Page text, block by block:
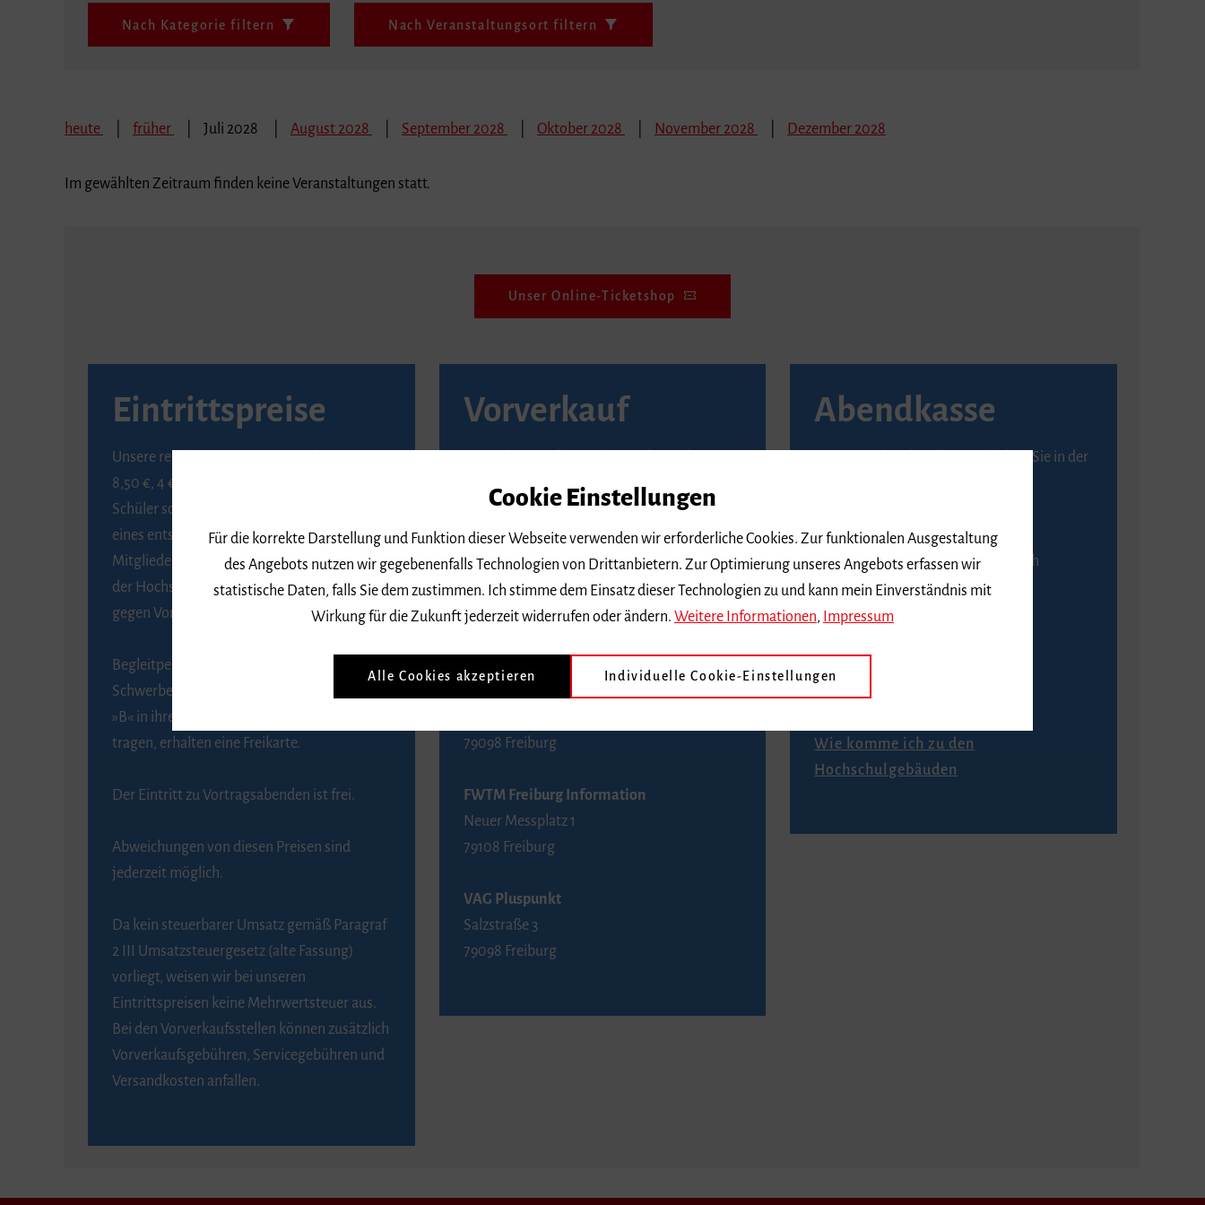
Nach Kategorie filtern Nach Veranstaltungsort filtern
heute früher Juli 2028 August 2028 September 2028 Oktober 2028 November 2028 Dezember 2028
Im gewählten Zeitraum finden keine Veranstaltungen statt.
Unser Online-Ticketshop
Eintrittspreise
Unsere regulären Eintrittspreise betragen
8,50 €, 4 € ermäßigt für Schülerinnen und
Schüler sowie Studierende gegen Vorlage
eines entsprechenden Nachweises, 6 € für
Mitglieder der Gesellschaft zur Förderung
der Hochschule für Musik Freiburg e. V.
gegen Vorlage des Mitgliedsausweises.
Begleitpersonen von Menschen mit
Schwerbehinderung, die das Merkzeichen
»B« in ihrem Schwerbehindertenausweis
tragen, erhalten eine Freikarte.
Der Eintritt zu Vortragsabenden ist frei.
Abweichungen von diesen Preisen sind
jederzeit möglich.
Da kein steuerbarer Umsatz gemäß Paragraf
2 III Umsatzsteuergesetz (alte Fassung)
vorliegt, weisen wir bei unseren
Eintrittspreisen keine Mehrwertsteuer aus.
Bei den Vorverkaufsstellen können zusätzlich
Vorverkaufsgebühren, Servicegebühren und
Versandkosten anfallen.
Vorverkauf
Seite von Reservix.
BZ-Kartenservice Freiburg
Kaiser-Joseph-Straße 229
79098 Freiburg
Telefon 0761 4968888 (Reservierungen sind
79098 Freiburg
FWTM Freiburg Information
Neuer Messplatz 1
79108 Freiburg
VAG Pluspunkt
Salzstraße 3
79098 Freiburg
Abendkasse
Karten an der Abendkasse erhalten Sie in der
An der Abendkasse ist ausschließlich
Barzahlung möglich.
Anfahrt
Wie komme ich zu den
Hochschulgebäuden
Cookie Einstellungen
Für die korrekte Darstellung und Funktion dieser Webseite verwenden wir erforderliche Cookies. Zur funktionalen Ausgestaltung
des Angebots nutzen wir gegebenenfalls Technologien von Drittanbietern. Zur Optimierung unseres Angebots erfassen wir
statistische Daten, falls Sie dem zustimmen. Ich stimme dem Einsatz dieser Technologien zu und kann mein Einverständnis mit
Wirkung für die Zukunft jederzeit widerrufen oder ändern. Weitere Informationen, Impressum
Alle Cookies akzeptieren Individuelle Cookie-Einstellungen